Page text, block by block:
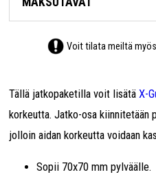
Voit tilata meiltä
Tällä jatkopaketilla voit lisätäX-
korkeutta. Jatko-osa kiinnitetään
jolloin aidan korkeutta voidaan
Sopii 70x70 mm pylväälle.